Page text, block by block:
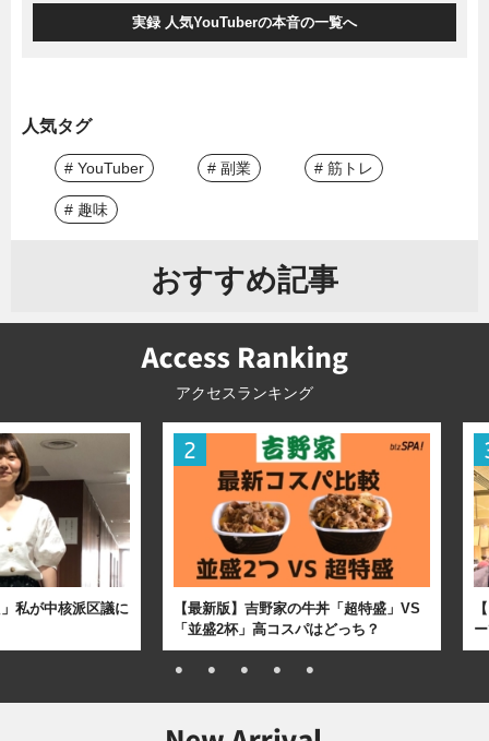
実録 人気YouTuberの本音の一覧へ
人気タグ
# YouTuber # 副業 # 筋トレ
# 趣味
おすすめ記事
アクセスランキング
私が中核派区議に
【最新版】吉野家の牛丼「超特盛」VS
「並盛2杯」高コスパはどっち？